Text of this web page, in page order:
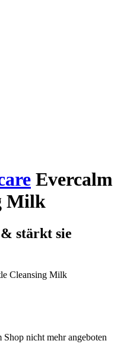
Evercalm
Milk
stärkt sie
Cleansing Milk
nicht mehr angeboten